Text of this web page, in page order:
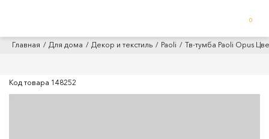
0
Главная Для дома Декор и текстиль Paoli Тв-тумба Paoli Opus
Код товара 148252